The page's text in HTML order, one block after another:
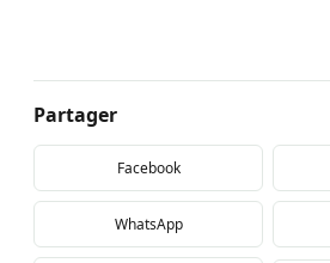
Partager
Facebook
WhatsApp